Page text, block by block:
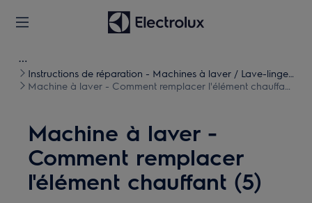
Instructions de réparation - Machines à laver / Lave-linge
séchants
Machine à laver - Comment remplacer l'élément chauffant
Machine à laver -
Comment remplacer
l'élément chauffant (5)